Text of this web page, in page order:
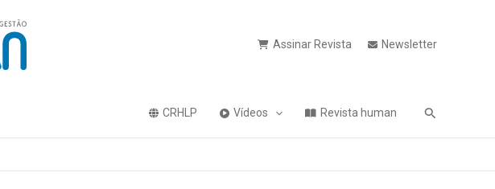
Assinar Revista Newsletter
CRHLP Vídeos Revista human Pesquisa